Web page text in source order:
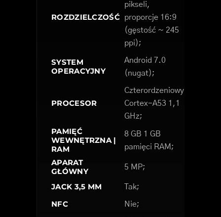
ROZDZIELCZOŚĆ
pikseli,
proporcje 16:9
(gęstość ~ 245
ppi);
SYSTEM
OPERACYJNY
Android 7.0
(nugat);
PROCESOR
Czterordzeniowy
Cortex-A53 1,1
GHz;
PAMIĘĆ
WEWNĘTRZNA |
RAM
8 GB 1 GB
pamięci RAM;
APARAT
GŁÓWNY
5 MP;
JACK 3,5 MM Tak;
NFC Nie;